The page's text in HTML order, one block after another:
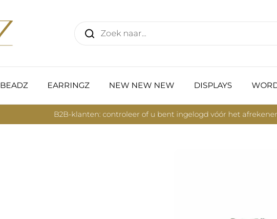
BEADZ EARRINGZ NEW NEW NEW DISPLAYS
B2B-klanten: controleer of u bent ingelogd vóór het